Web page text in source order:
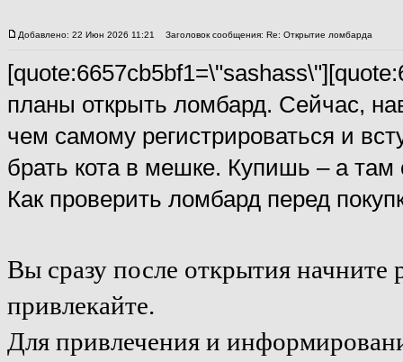
Добавлено: 22 Июн 2026 11:21 Заголовок сообщения: Re: Открытие ломбарда
планы открыть ломбард. Сейчас,
чем самому регистрироваться и
брать кота в мешке. Купишь – а
Как проверить ломбард перед
Вы сразу после открытия начните
привлекайте.
Для привлечения и